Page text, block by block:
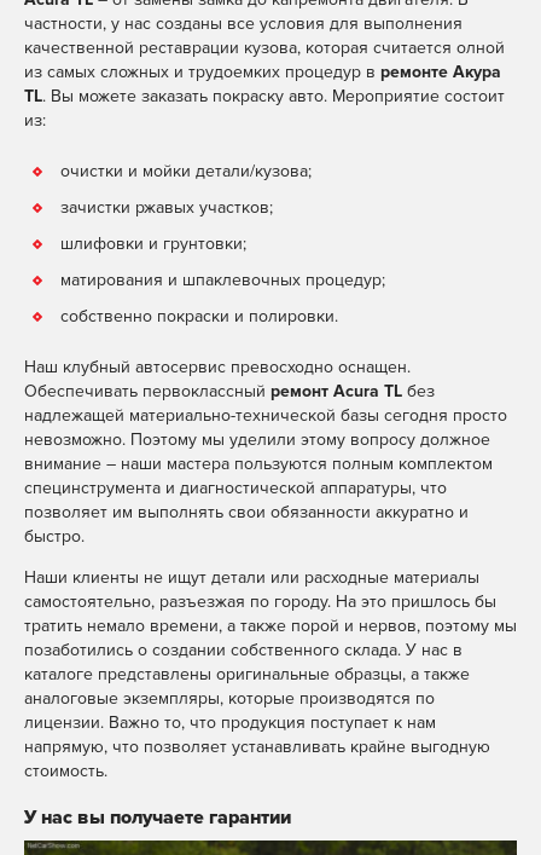
Замена подшипников
полуосей
MAX Telegram WhatsApp
Замена сальника
распредвала
MAX Telegram WhatsApp
Замена поршневых
колец
MAX Telegram WhatsApp
съемных колпачков
Очистка
заслонки
Замер компрессии в
ДВС
Telegram
системы
Регулировка
клапанов
MAX Telegram WhatsApp
Замена термостата MAX Telegram WhatsApp
Шиномонтаж (4 колеса) MAX Telegram
WhatsApp
С/у колеса
MAX Telegram
WhatsApp
Разборка/сборка
колеса
MAX Telegram WhatsApp
Сход развал (2 оси)
MAX
Герметизация
MAX
Сход развал (1 ось)
Замена
задних
тормозных
MAX Telegram WhatsApp
тормозного
MAX Telegram
Полная
покраска
MAX Telegram WhatsApp
деталей
MAX Telegram WhatsApp
Покраска
Покраска
суппортов
Аэрография MAX
Подбор
MAX Telegram
Ремонт
бампера
MAX Telegram WhatsApp
Ремонт
крыла
MAX Telegram WhatsApp
замена
боковых
порогов
MAX Telegram
Ремонт и
капота
замена
крышки
багажника
MAX Telegram WhatsApp
Ремонт и
замена
стекле
замена
лобового
стекла
MAX Telegram WhatsApp
замена
заднего
Ремонт и
замена
стекла
частности, у нас созданы все условия для выполнения
качественной реставрации кузова, которая считается олной
из самых сложных и трудоемких процедур в ремонте Акура
TL. Вы можете заказать покраску авто. Мероприятие состоит
из:
очистки и мойки детали/кузова;
зачистки ржавых участков;
шлифовки и грунтовки;
матирования и шпаклевочных процедур;
собственно покраски и полировки.
Наш клубный автосервис превосходно оснащен.
Обеспечивать первоклассный ремонт Acura TL без
надлежащей материально-технической базы сегодня просто
невозможно. Поэтому мы уделили этому вопросу должное
внимание – наши мастера пользуются полным комплектом
специнструмента и диагностической аппаратуры, что
позволяет им выполнять свои обязанности аккуратно и
быстро.
Наши клиенты не ищут детали или расходные материалы
самостоятельно, разъезжая по городу. На это пришлось бы
тратить немало времени, а также порой и нервов, поэтому мы
позаботились о создании собственного склада. У нас в
каталоге представлены оригинальные образцы, а также
аналоговые экземпляры, которые производятся по
лицензии. Важно то, что продукция поступает к нам
напрямую, что позволяет устанавливать крайне выгодную
стоимость.
У нас вы получаете гарантии